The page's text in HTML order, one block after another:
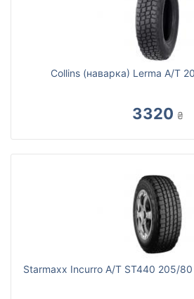
Collins (наварка) Lerma A/T
3320 ₴
Starmaxx Incurro A/T ST440 205/